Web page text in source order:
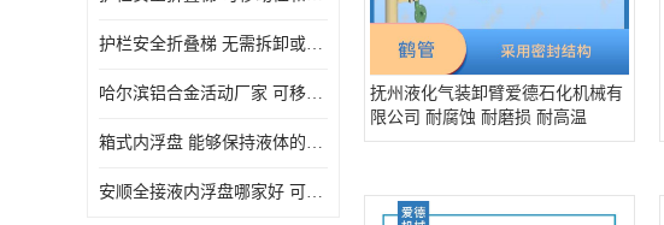
护栏安全折叠梯 无需拆卸或重新安装 占用空间小
哈尔滨铝合金活动厂家 可移动性和安全性较高 占用空间小
箱式内浮盘 能够保持液体的密闭状态 适用于多种液体储存和运输
安顺全接液内浮盘哪家好 可以自动上下浮动 密封性能好
抚州液化气装卸臂爱德石化机械有
限公司 耐腐蚀 耐磨损 耐高温